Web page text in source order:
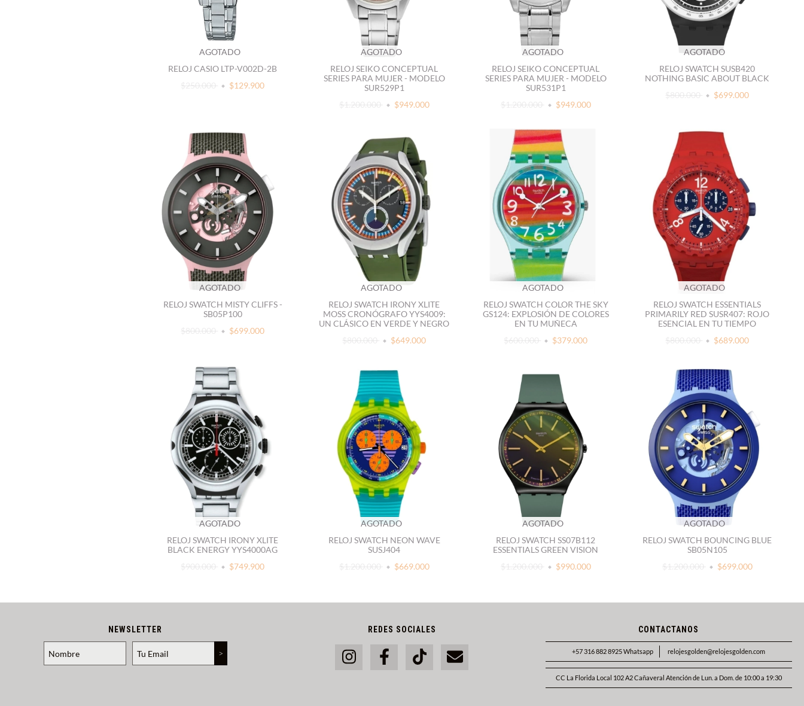
AGOTADO
RELOJ CASIO LTP-V002D-2B
$250.000
$129.900
AGOTADO
RELOJ SEIKO CONCEPTUAL
SERIES PARA MUJER - MODELO
SUR529P1
$1.200.000
$949.000
AGOTADO
RELOJ SEIKO CONCEPTUAL
SERIES PARA MUJER - MODELO
SUR531P1
$1.200.000
$949.000
AGOTADO
RELOJ SWATCH SUSB420
NOTHING BASIC ABOUT BLACK
$800.000
$699.000
AGOTADO
RELOJ SWATCH MISTY CLIFFS -
SB05P100
$800.000
$699.000
AGOTADO
RELOJ SWATCH IRONY XLITE
MOSS CRONÓGRAFO YYS4009:
UN CLÁSICO EN VERDE Y NEGRO
$800.000
$649.000
AGOTADO
RELOJ SWATCH COLOR THE SKY
GS124: EXPLOSIÓN DE COLORES
EN TU MUÑECA
$600.000
$379.000
AGOTADO
RELOJ SWATCH ESSENTIALS
PRIMARILY RED SUSR407: ROJO
ESENCIAL EN TU TIEMPO
$800.000
$689.000
AGOTADO
RELOJ SWATCH IRONY XLITE
BLACK ENERGY YYS4000AG
$900.000
$749.900
AGOTADO
RELOJ SWATCH NEON WAVE
SUSJ404
$1.200.000
$669.000
AGOTADO
RELOJ SWATCH SS07B112
ESSENTIALS GREEN VISION
$1.200.000
$990.000
AGOTADO
RELOJ SWATCH BOUNCING BLUE
SB05N105
$1.200.000
$699.000
NEWSLETTER REDES SOCIALES CONTACTANOS
+57 316 882 8925 Whatsapp relojesgolden@relojesgolden.com
CC La Florida Local 102 A2 Cañaveral Atención de Lun. a Dom. de 10:00 a 19:30